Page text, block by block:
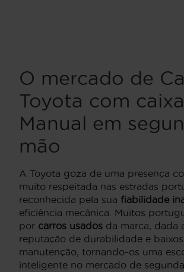
O mercado de
Toyota com caixa
Manual em
mão
A Toyota goza de uma presença
muito respeitada nas estradas
reconhecida pela sua fiabilidade
eficiência mecânica. Muitos
por carros usados da marca, dada
reputação de durabilidade e
manutenção, tornando-os uma
inteligente no mercado de segunda